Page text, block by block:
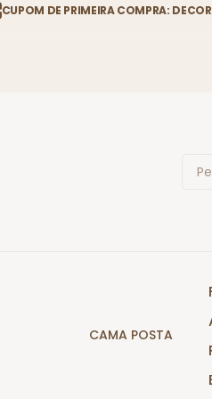
CUPOM DE PRIMEIRA COMPRA:
CAMA POSTA